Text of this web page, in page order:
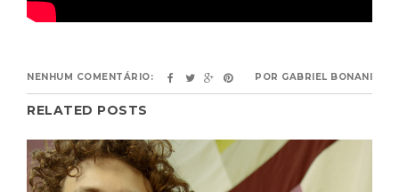
NENHUM COMENTÁRIO: POR GABRIEL BONANI
RELATED POSTS